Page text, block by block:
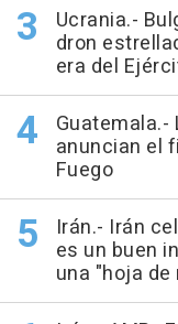
Ucrania.-
dron
era del
anuncian el
Fuego
Irán.- Irán
es un buen
una "hoja de